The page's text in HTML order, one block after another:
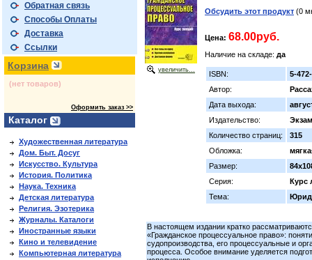
Обратная связь
Способы Оплаты
Доставка
Ссылки
Корзина
(нет товаров)
Оформить заказ >>
Каталог
Художественная литература
Дом. Быт. Досуг
Искусство. Культура
История. Политика
Наука. Техника
Детская литература
Религия. Эзотерика
Журналы. Каталоги
Иностранные языки
Кино и телевидение
Компьютерная литература
увеличить...
Обсудить этот продукт (0
Цена: 68.00руб.
Наличие на складе: да
ISBN:
5-
Автор:
Дата выхода:
Издательство:
Количество страниц:
315
Обложка:
Размер:
Серия:
Курс
Тема:
В настоящем издании кратко
«Гражданское процессуальное право»:
судопроизводства, его процессуальные и
процесса. Особое внимание уделяется